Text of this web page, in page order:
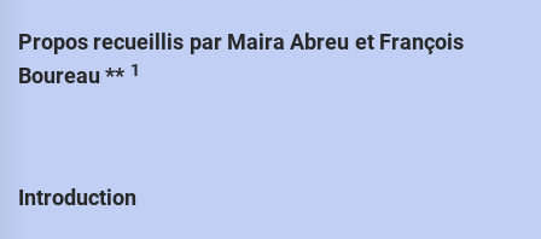
Propos recueillis par Maira Abreu et François
Boureau ** 1
Introduction